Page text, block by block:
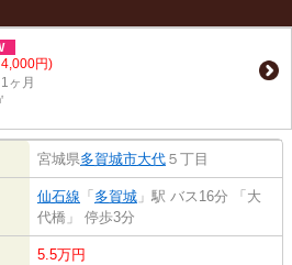
円)
ヶ月
宮城県多賀城市大代 ５丁目
仙石線 「 多賀城 」駅 バス16分 「大
代橋」 停歩3分
5.5万円